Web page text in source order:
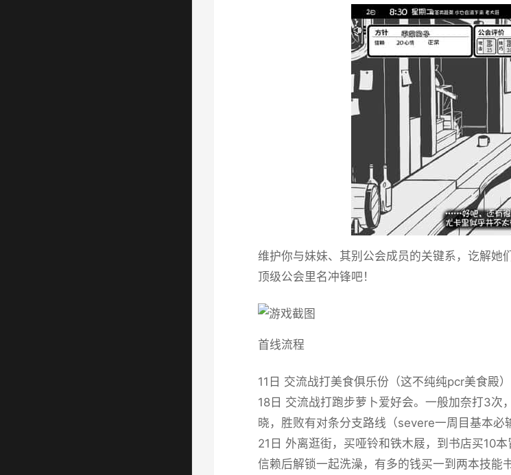
维护你与妹妹、其别公会成员的关键系，讫解她
顶级公会里名冲锋吧！
首线流程
11日 交流战打美食俱乐份（这不纯纯pcr美食殿
18日 交流战打跑步萝卜爱好会。一般加奈打3次
晓，胜败有对条分支路线（severe一周目基本
21日 外离逛街，买哑铃和铁木屐，到书店买10
信赖后解锁一起洗澡，有多的钱买一到两本技能